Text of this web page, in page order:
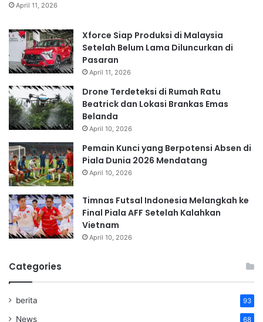
April 11, 2026
Xforce Siap Produksi di Malaysia
Setelah Belum Lama Diluncurkan di
Pasaran
April 11, 2026
Drone Terdeteksi di Rumah Ratu
Beatrick dan Lokasi Brankas Emas
Belanda
April 10, 2026
Pemain Kunci yang Berpotensi Absen di
Piala Dunia 2026 Mendatang
April 10, 2026
Timnas Futsal Indonesia Melangkah ke
Final Piala AFF Setelah Kalahkan
Vietnam
April 10, 2026
Categories
berita 93
News 68